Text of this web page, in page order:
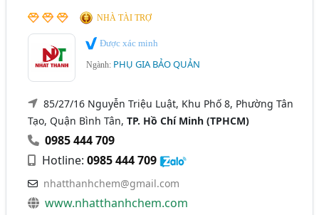
NHÀ TÀI TRỢ
Được xác minh
Ngành: PHỤ GIA BẢO QUẢN
85/27/16 Nguyễn Triệu Luật, Khu Phố 8, Phường Tân
Tạo, Quận Bình Tân,TP. Hồ Chí Minh (TPHCM)
0985 444 709
Hotline:0985 444 709
nhatthanhchem@gmail.com
www.nhatthanhchem.com